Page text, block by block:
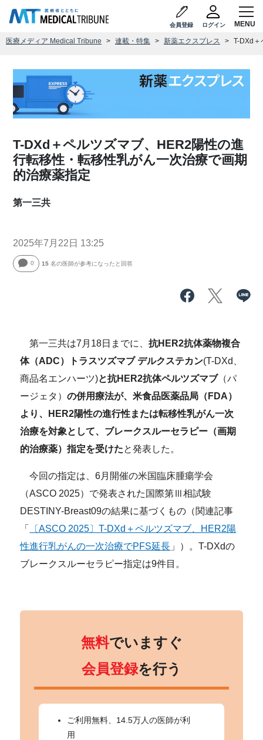
会員登録 ログイン
医療メディア Medical Tribune 連載・特集 新薬エクスプレス T-DXd＋
T-DXd＋ペルツズマブ、HER2陽性の進
行転移性・転移性乳がん一次治療で画期
的治療薬指定
第一三共
2025年7月22日 13:25
0 15 名の医師が参考になったと回答
第一三共は7月18日までに、抗HER2抗体薬物複合
体（ADC）トラスツズマブ デルクステカン(T-DXd、
商品名エンハーツ)と抗HER2抗体ペルツズマブ（パ
ージェタ）の併用療法が、米食品医薬品局 （FDA）
より、HER2陽性の進行性または転移性乳がん一次
治療を対象として、ブレークスルーセラピー（画期
的治療薬）指定を受けたと発表した。
今回の指定は、6月開催の米国臨床腫瘍学会
（ASCO 2025）で発表された国際第Ⅲ相試験
DESTINY-Breast09の結果に基づくもの（関連記事
「
〔ASCO 2025〕T-DXd＋ペルツズマブ、HER2陽
性進行乳がんの一次治療でPFS延長 」）。T-DXdの
ブレークスルーセラピー指定は9件目。
無料でいますぐ
会員登録を行う
ご利用無料、14.5万人の医師が利
用